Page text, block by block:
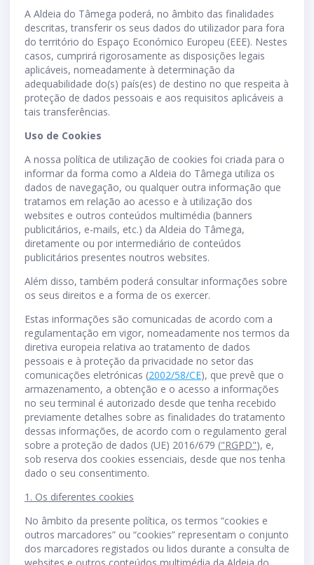
A Aldeia do Tâmega poderá, no âmbito das finalidades
descritas, transferir os seus dados do utilizador para fora
do território do Espaço Económico Europeu (EEE). Nestes
casos, cumprirá rigorosamente as disposições legais
aplicáveis, nomeadamente à determinação da
adequabilidade do(s) país(es) de destino no que respeita à
proteção de dados pessoais e aos requisitos aplicáveis a
tais transferências.
Uso de Cookies
A nossa política de utilização de cookies foi criada para o
informar da forma como a Aldeia do Tâmega utiliza os
dados de navegação, ou qualquer outra informação que
tratamos em relação ao acesso e à utilização dos
websites e outros conteúdos multimédia (banners
publicitários, e-mails, etc.) da Aldeia do Tâmega,
diretamente ou por intermediário de conteúdos
publicitários presentes noutros websites.
Além disso, também poderá consultar informações sobre
os seus direitos e a forma de os exercer.
Estas informações são comunicadas de acordo com a
regulamentação em vigor, nomeadamente nos termos da
diretiva europeia relativa ao tratamento de dados
pessoais e à proteção da privacidade no setor das
comunicações eletrónicas (2002/58/CE), que prevê que o
armazenamento, a obtenção e o acesso a informações
no seu terminal é autorizado desde que tenha recebido
previamente detalhes sobre as finalidades do tratamento
dessas informações, de acordo com o regulamento geral
sobre a proteção de dados (UE) 2016/679 ("RGPD"), e,
sob reserva dos cookies essenciais, desde que nos tenha
dado o seu consentimento.
1. Os diferentes cookies
No âmbito da presente política, os termos “cookies e
outros marcadores” ou “cookies” representam o conjunto
dos marcadores registados ou lidos durante a consulta de